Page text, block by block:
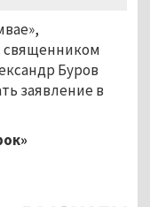
священником
Буров
заявление в